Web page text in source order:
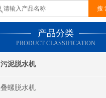
产品分类
PRODUCT CLASSIFICATION
污泥脱水机
叠螺脱水机